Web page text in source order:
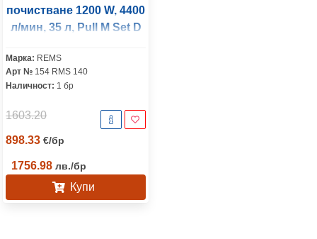
почистване 1200 W, 4400
л/мин, 35 л, Pull M Set D
Марка: REMS
Арт № 154 RMS 140
Наличност: 1 бр
1603.20
898.33 €/бр
1756.98 лв./бр
Купи